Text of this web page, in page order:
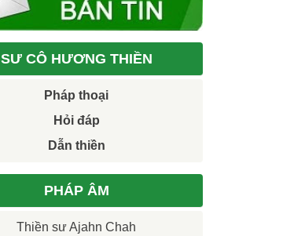
SƯ CÔ HƯƠNG THIỀN
Pháp thoại
Hỏi đáp
Dẫn thiền
PHÁP ÂM
Thiền sư Ajahn Chah